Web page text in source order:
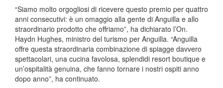
“Siamo molto orgogliosi di ricevere questo premio per quattro
anni consecutivi: è un omaggio alla gente di Anguilla e allo
straordinario prodotto che offriamo”, ha dichiarato l’On.
Haydn Hughes, ministro del turismo per Anguilla. “Anguilla
offre questa straordinaria combinazione di spiagge davvero
spettacolari, una cucina favolosa, splendidi resort boutique e
un’ospitalità genuina, che fanno tornare i nostri ospiti anno
dopo anno”, ha continuato.